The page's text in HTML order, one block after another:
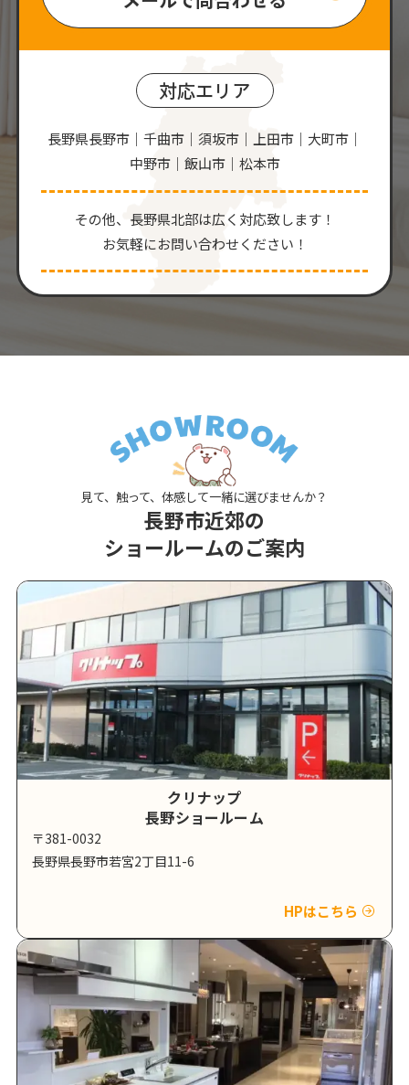
対応エリア
長野県長野市｜千曲市｜須坂市｜上田市｜大町市｜
中野市｜飯山市｜松本市
その他、⻑野県北部は広く対応致します！
お気軽にお問い合わせください！
見て、触って、体感して一緒に選びませんか？
長野市近郊の
ショールームのご案内
クリナップ
長野ショールーム
〒381-0032
長野県長野市若宮2丁目11-6
HPはこちら